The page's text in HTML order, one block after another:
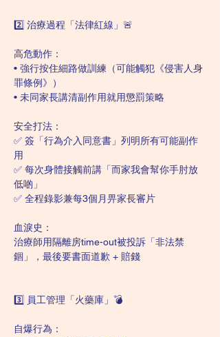
2️⃣ 治療過程「法律紅線」🚨
高危動作：
• 強行按住細路做訓練（可能觸犯《侵害人身
罪條例》）
• 未同家長講清副作用就用懲罰策略
安全打法：
✅ 簽「行為介入同意書」列明所有可能副作
用
✅ 每次身體接觸前講「而家我會幫你手肘放
低啲」
✅ 全程錄影兼每3個月畀家長審片
血淚史：
治療師用隔離房time-out被投訴「非法禁
錮」，最後要書面道歉 + 賠錢
3️⃣ 員工管理「火藥庫」💣
自爆行為：